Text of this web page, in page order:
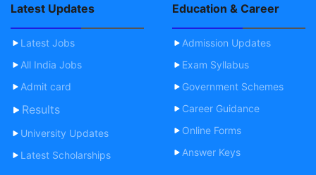
Latest Updates
Latest Jobs
All India Jobs
Admit card
Results
University Updates
Latest Scholarships
Education & Career
Admission Updates
Exam Syllabus
Government Schemes
Career Guidance
Online Forms
Answer Keys